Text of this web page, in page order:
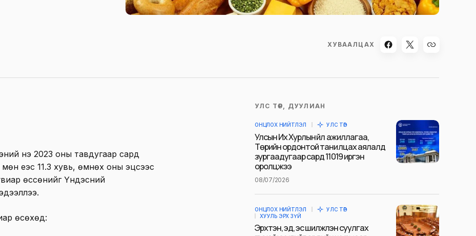
ХУВААЛЦАХ
үнэ 2023 оны тавдугаар сард
үеэс 11.3 хувь, өмнөх оны эцсээс
өссөнийг Үндэсний
өсөхөд:
УЛС ТӨР, ДУУЛИАН
ОНЦЛОХ НИЙТЛЭЛ УЛС ТӨР
Улсын Их Хурлын үйл ажиллагаа,
Төрийн ордонтой танилцах аялалд
зургаадугаар сард 11019 иргэн
оролцжээ
08/07/2026
ОНЦЛОХ НИЙТЛЭЛ
УЛС ТӨР
ХУУЛЬ ЭРХ ЗҮЙ
Эрхтэн, эд, эс шилжүүлэн суулгах